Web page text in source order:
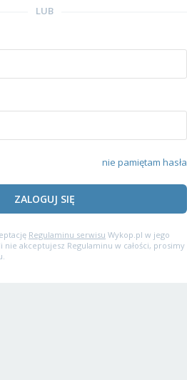
LUB
nie pamiętam hasła
ZALOGUJ SIĘ
Regulaminu serwisu Wykop.pl w jego
akceptujesz Regulaminu w całości, prosimy